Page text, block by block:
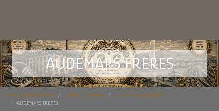
AUDEMARS FRERES
VISSZA A KEZDŐLAPRA ELÉRHETŐ ÓRÁINK
TOVÁBBI ÓRAMÁRKÁK
AUDEMARS FRERES